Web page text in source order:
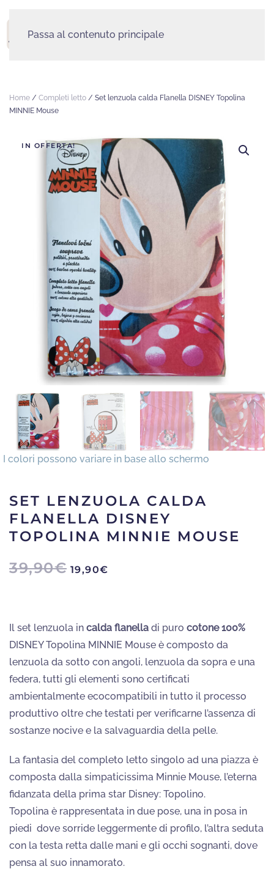
Passa al contenuto principale
Home / Completi letto / Set lenzuola calda Flanella DISNEY Topolina
MINNIE Mouse
IN OFFERTA!
SET LENZUOLA CALDA
FLANELLA DISNEY
TOPOLINA MINNIE MOUSE
39,90€ IL
PREZZO
19,90€
Il set lenzuola in calda flanella di puro cotone 100%
DISNEY Topolina MINNIE Mouse è composto da
lenzuola da sotto con angoli, lenzuola da sopra e una
federa, tutti gli elementi sono certificati
ambientalmente ecocompatibili in tutto il processo
produttivo oltre che testati per verificarne l’assenza di
sostanze nocive e la salvaguardia della pelle.
La fantasia del completo letto singolo ad una piazza è
composta dalla simpaticissima Minnie Mouse, l’eterna
fidanzata della prima star Disney: Topolino.
Topolina è rappresentata in due pose, una in posa in
piedi dove sorride leggermente di profilo, l’altra seduta
con la testa retta dalle mani e gli occhi sognanti, dove
pensa al suo innamorato.